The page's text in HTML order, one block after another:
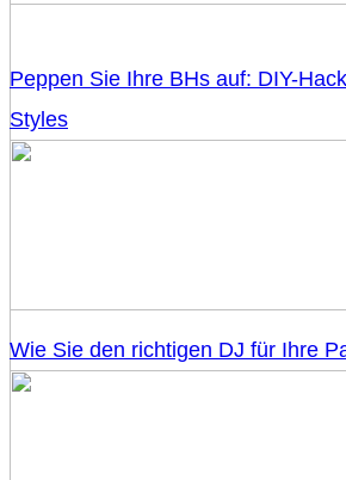
Peppen Sie Ihre BHs auf: DIY-
Styles
Wie Sie den richtigen DJ für Ihre